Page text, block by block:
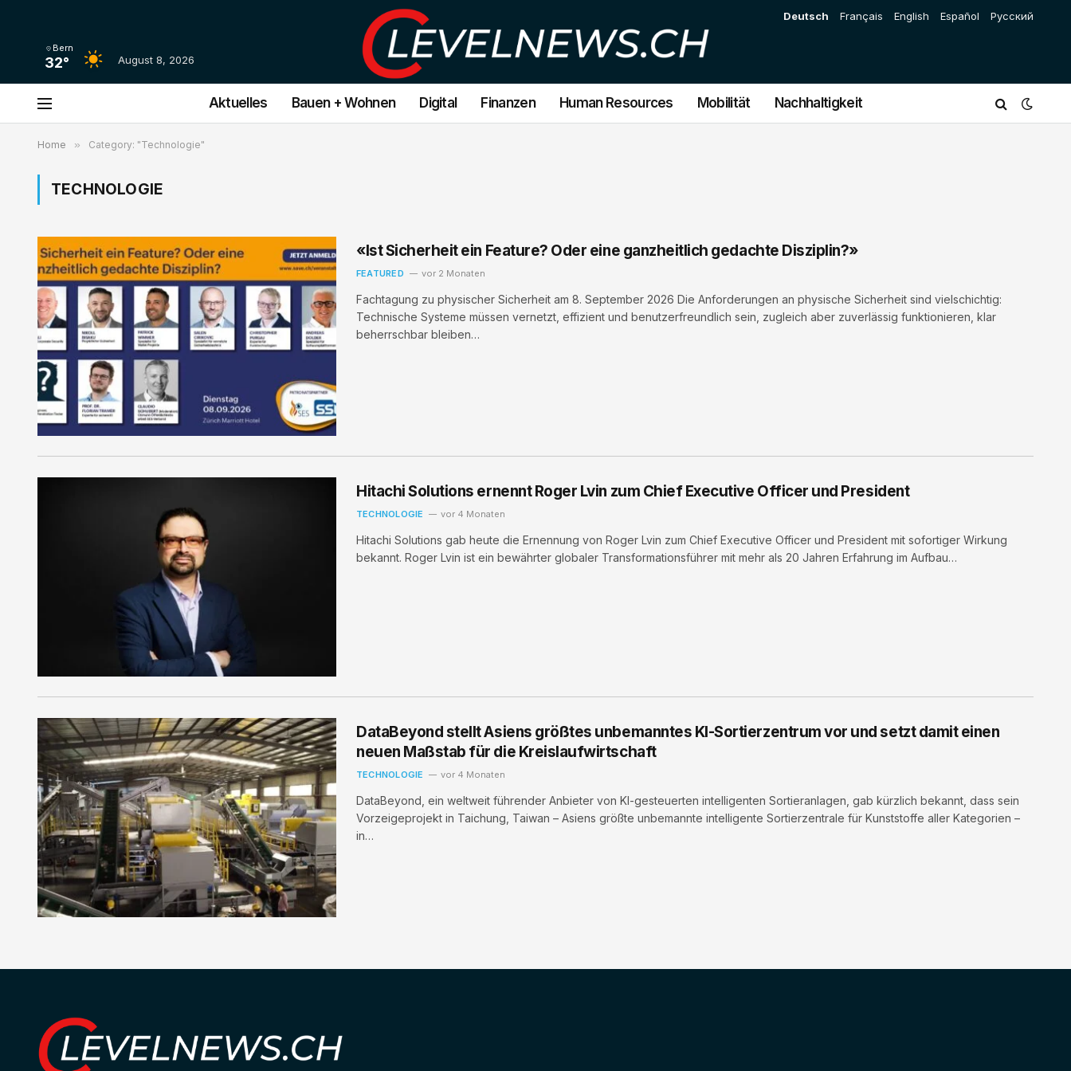
Deutsch Français English Español Русский
Bern
32° August 8, 2026
Aktuelles Bauen + Wohnen Digital Finanzen Human Resources Mobilität Nachhaltigkeit
Home » Category: "Technologie"
TECHNOLOGIE
«Ist Sicherheit ein Feature? Oder eine ganzheitlich gedachte Disziplin?»
FEATURED vor 2 Monaten
Fachtagung zu physischer Sicherheit am 8. September 2026 Die Anforderungen an physische Sicherheit sind vielschichtig:
Technische Systeme müssen vernetzt, effizient und benutzerfreundlich sein, zugleich aber zuverlässig funktionieren, klar
beherrschbar bleiben…
Hitachi Solutions ernennt Roger Lvin zum Chief Executive Officer und President
TECHNOLOGIE vor 4 Monaten
Hitachi Solutions gab heute die Ernennung von Roger Lvin zum Chief Executive Officer und President mit sofortiger Wirkung
bekannt. Roger Lvin ist ein bewährter globaler Transformationsführer mit mehr als 20 Jahren Erfahrung im Aufbau…
DataBeyond stellt Asiens größtes unbemanntes KI-Sortierzentrum vor und setzt damit einen
neuen Maßstab für die Kreislaufwirtschaft
TECHNOLOGIE vor 4 Monaten
DataBeyond, ein weltweit führender Anbieter von KI-gesteuerten intelligenten Sortieranlagen, gab kürzlich bekannt, dass sein
Vorzeigeprojekt in Taichung, Taiwan – Asiens größte unbemannte intelligente Sortierzentrale für Kunststoffe aller Kategorien –
in…